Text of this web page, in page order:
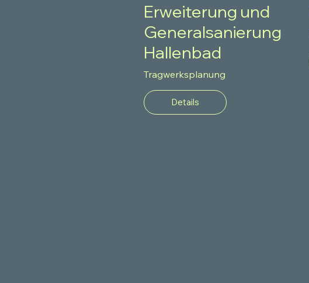
Erweiterung und
Generalsanierung
Hallenbad
Tragwerksplanung
Details